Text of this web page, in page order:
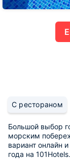
С рестораном
Большой выбор
морским
вариант онлайн
года на